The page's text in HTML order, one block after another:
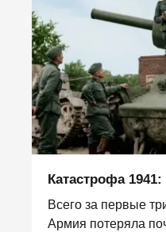
Катастрофа
Всего за первые
Армия потеряла